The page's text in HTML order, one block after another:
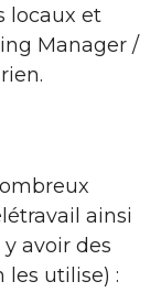
locaux et
Manager /
ainsi
avoir des
utilise) :